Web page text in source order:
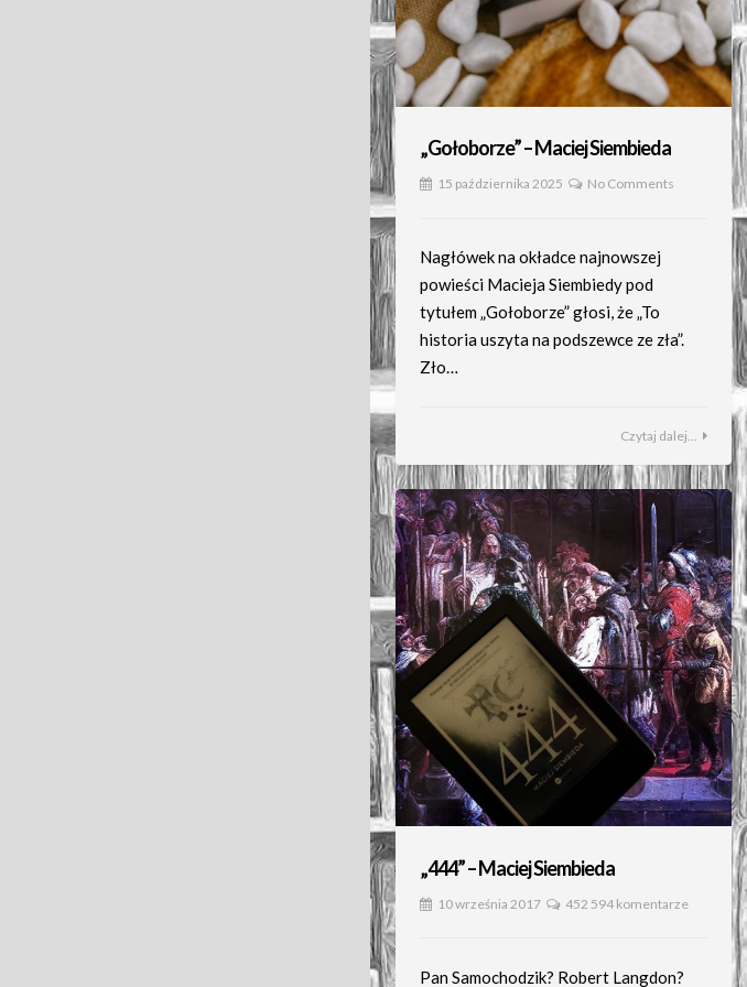
„Gołoborze” – Maciej Siembieda
15 października 2025 No Comments
Nagłówek na okładce najnowszej
powieści Macieja Siembiedy pod
tytułem „Gołoborze” głosi, że „To
historia uszyta na podszewce ze zła”.
Zło…
Czytaj dalej...
„444” – Maciej Siembieda
10 września 2017 452 594 komentarze
Pan Samochodzik? Robert Langdon?